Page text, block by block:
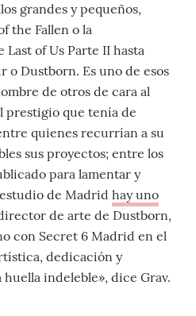
grandes y pequeños,
the Fallen o la
of Us Parte II hasta
o Dustborn. Es uno de esos
de otros de cara al
prestigio que tenía de
quienes recurrían a su
sus proyectos; entre los
para lamentar y
de Madrid hay uno
de arte de Dustborn,
con Secret 6 Madrid en el
dedicación y
indeleble», dice Grav.